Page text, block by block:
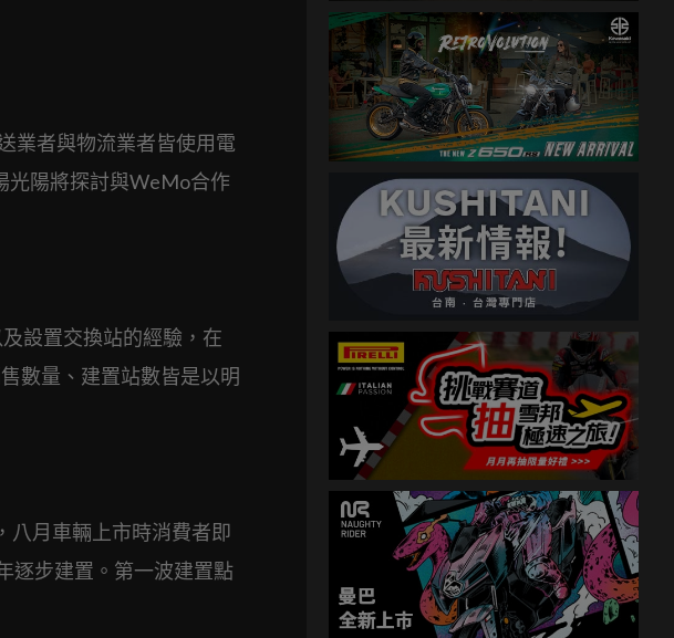
業者與物流業者皆使用電
光陽將探討與WeMo合作
設置交換站的經驗，在
數量、建置站數皆是以明
八月車輛上市時消費者即
逐步建置。第一波建置點